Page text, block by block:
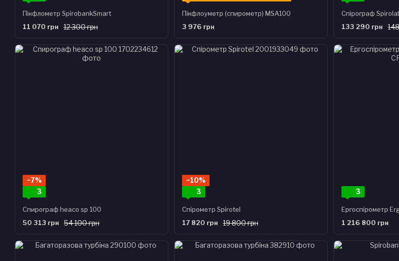
Пікфлометр SpirobankSmart
12 300 грн
11 070 грн
Пікфлоуметр (спирометр) MSA100
3 976 грн
Спірограф
133 290 грн
−7%
3
Спирограф heaco sp 100
54 100 грн
50 313 грн
−10%
3
Спірометр Spirotel
19 800 грн
17 820 грн
3
Ергоспірометр
1 216 800 грн